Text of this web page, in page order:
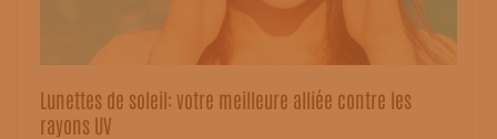
Lunettes de soleil: votre meilleure alliée contre les
rayons UV